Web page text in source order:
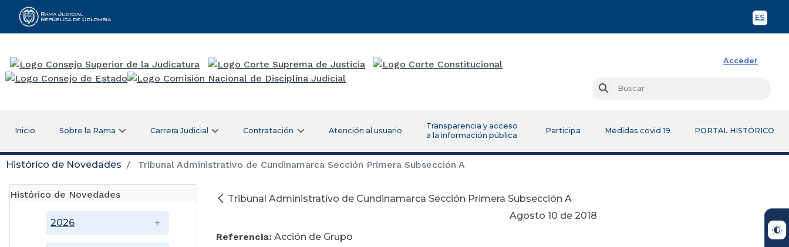
ES
Rama Judicial
Acceder
Buscar
Inicio Sobre la Rama Carrera Judicial Contratación Atención al usuario
Transparencia y acceso
a la información pública
Participa Medidas covid 19 PORTAL HISTÓRICO
Histórico de Novedades Tribunal Administrativo de Cundinamarca Sección Primera Subsección A
Histórico de Novedades
2026
Tribunal Administrativo de Cundinamarca Sección Primera Subsección A
Agosto 10 de 2018
Referencia: Acción de Grupo